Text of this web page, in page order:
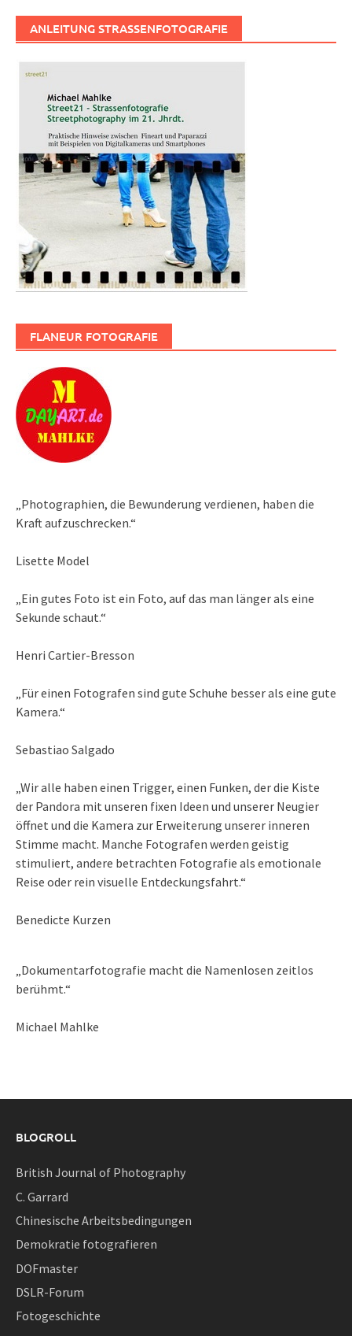
ANLEITUNG STRASSENFOTOGRAFIE
FLANEUR FOTOGRAFIE
„Photographien, die Bewunderung verdienen, haben die
Kraft aufzuschrecken.“
Lisette Model
„Ein gutes Foto ist ein Foto, auf das man länger als eine
Sekunde schaut.“
Henri Cartier-Bresson
„Für einen Fotografen sind gute Schuhe besser als eine gute
Kamera.“
Sebastiao Salgado
„Wir alle haben einen Trigger, einen Funken, der die Kiste
der Pandora mit unseren fixen Ideen und unserer Neugier
öffnet und die Kamera zur Erweiterung unserer inneren
Stimme macht. Manche Fotografen werden geistig
stimuliert, andere betrachten Fotografie als emotionale
Reise oder rein visuelle Entdeckungsfahrt.“
Benedicte Kurzen
„Dokumentarfotografie macht die Namenlosen zeitlos
berühmt.“
Michael Mahlke
BLOGROLL
British Journal of Photography
C. Garrard
Chinesische Arbeitsbedingungen
Demokratie fotografieren
DOFmaster
DSLR-Forum
Fotogeschichte